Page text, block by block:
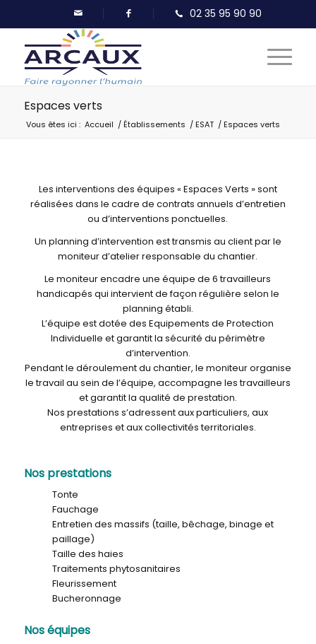
Espaces verts
Vous êtes ici : Accueil / Établissements / ESAT / Espaces verts
Les interventions des équipes « Espaces Verts » sont
réalisées dans le cadre de contrats annuels d’entretien
ou d’interventions ponctuelles.
Un planning d’intervention est transmis au client par le
moniteur d’atelier responsable du chantier.
Le moniteur encadre une équipe de 6 travailleurs
handicapés qui intervient de façon régulière selon le
planning établi.
L’équipe est dotée des Equipements de Protection
Individuelle et garantit la sécurité du périmètre
d’intervention.
Pendant le déroulement du chantier, le moniteur organise
le travail au sein de l’équipe, accompagne les travailleurs
et garantit la qualité de prestation.
Nos prestations s’adressent aux particuliers, aux
entreprises et aux collectivités territoriales.
Nos prestations
Tonte
Fauchage
Entretien des massifs (taille, bêchage, binage et
paillage)
Taille des haies
Traitements phytosanitaires
Fleurissement
Bucheronnage
Nos équipes